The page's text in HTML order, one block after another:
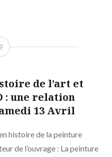
de l’art et
: une relation
13 Avril
histoire de la peinture
de l’ouvrage : La peinture